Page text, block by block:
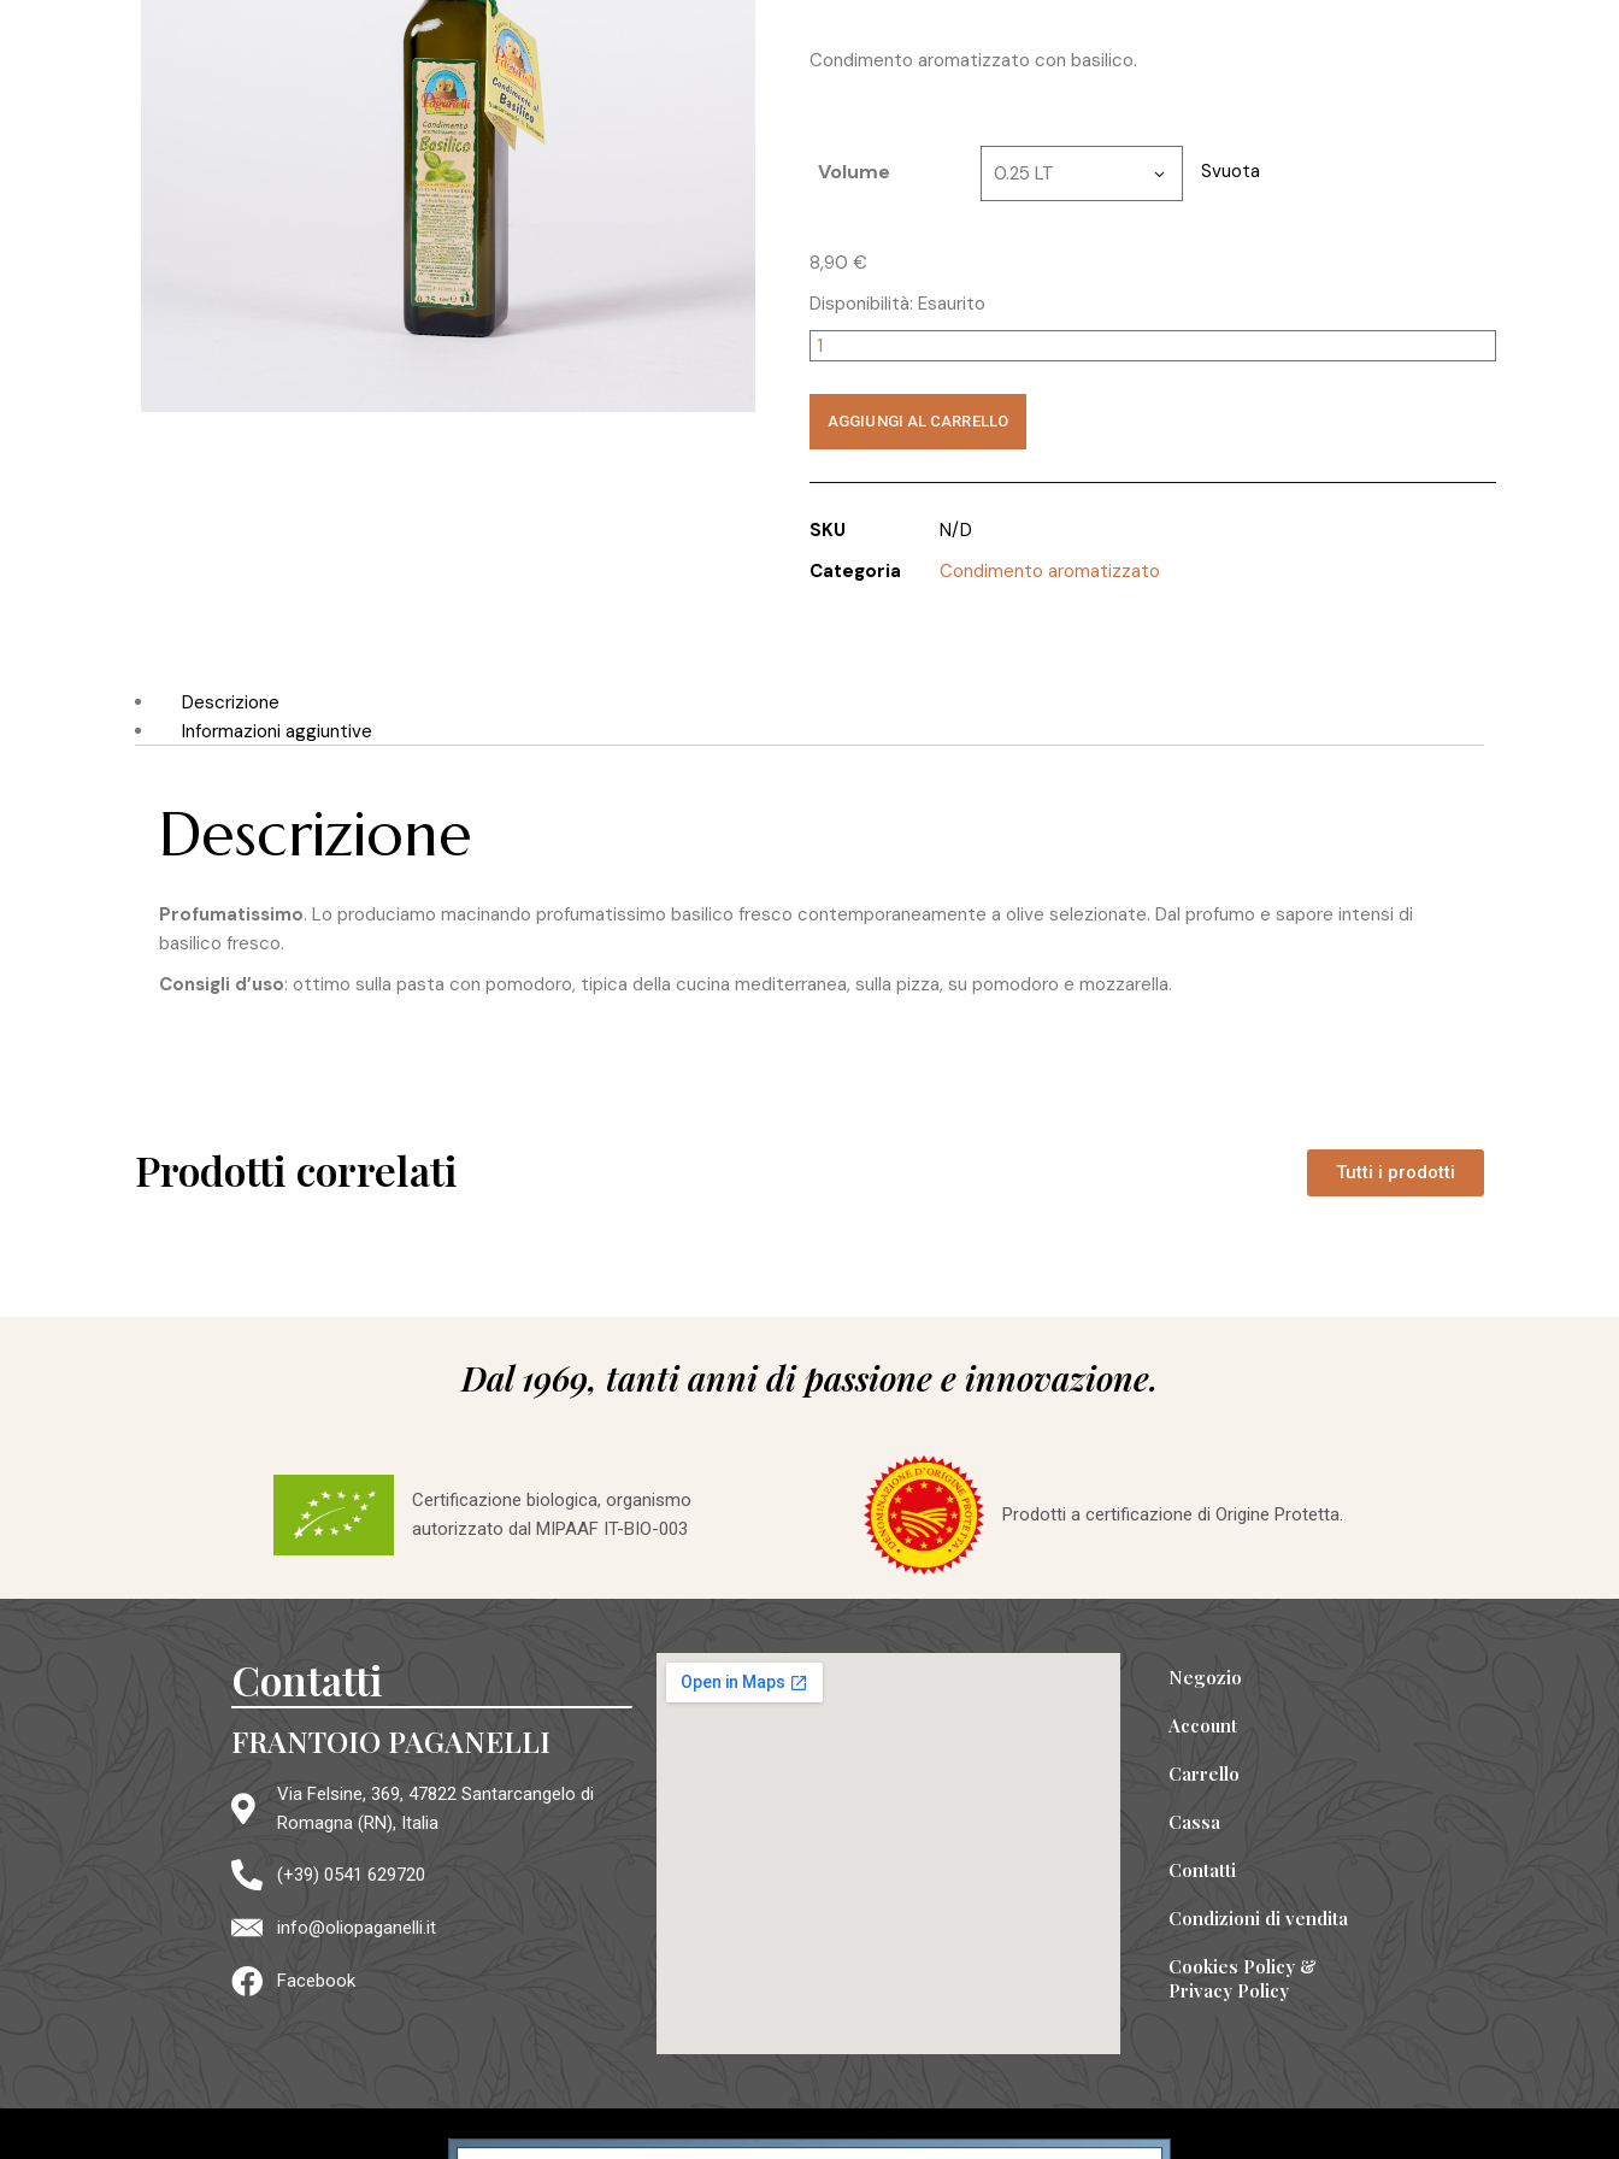
Condimento aromatizzato con basilico.
Volume 0.25 LT Svuota
8,90 €
Disponibilità: Esaurito
AGGIUNGI AL CARRELLO
SKU
N/D
Categoria
Condimento aromatizzato
Descrizione
Informazioni aggiuntive
Descrizione
Profumatissimo. Lo produciamo macinando profumatissimo basilico fresco contemporaneamente a olive selezionate. Dal profumo e sapore intensi di
basilico fresco.
Consigli d’uso: ottimo sulla pasta con pomodoro, tipica della cucina mediterranea, sulla pizza, su pomodoro e mozzarella.
Prodotti correlati Tutti i prodotti
Dal 1969, tanti anni di passione e innovazione.
Certificazione biologica, organismo
autorizzato dal MIPAAF IT-BIO-003
Prodotti a certificazione di Origine Protetta.
Contatti
FRANTOIO PAGANELLI
Via Felsine, 369, 47822 Santarcangelo di
Romagna (RN), Italia
(+39) 0541 629720
info@oliopaganelli.it
Facebook
Negozio
Account
Carrello
Cassa
Contatti
Condizioni di vendita
Cookies Policy &
Privacy Policy